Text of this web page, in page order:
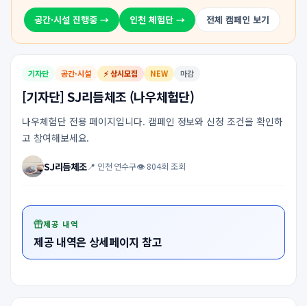
공간·시설 진행중 → 인천 체험단 → 전체 캠페인 보기
기자단 공간·시설 ⚡ 상시모집 NEW 마감
[기자단] SJ리듬체조 (나우체험단)
나우체험단 전용 페이지입니다. 캠페인 정보와 신청 조건을 확인하
고 참여해보세요.
SJ리듬체조📍 인천 연수구👁 804회 조회
제공 내역
제공 내역은 상세페이지 참고